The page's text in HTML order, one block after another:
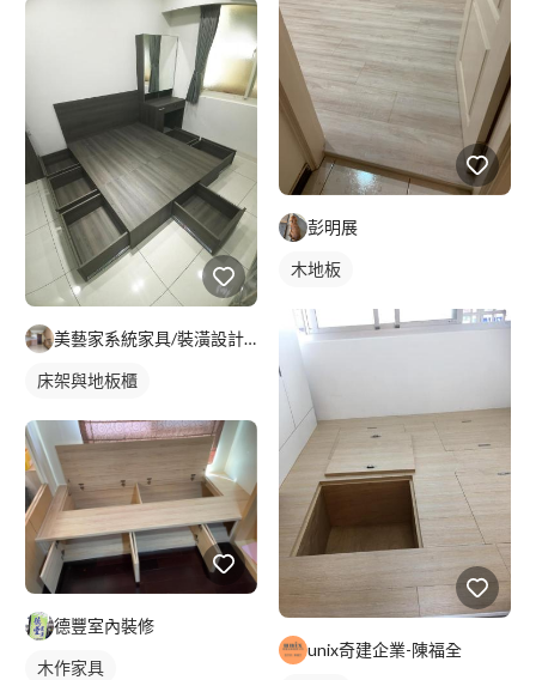
美藝家系統家具/裝潢設計/統包服務
床架與地板櫃
德豐室內裝修
木作家具
彭明展
木地板
unix奇建企業-陳福全